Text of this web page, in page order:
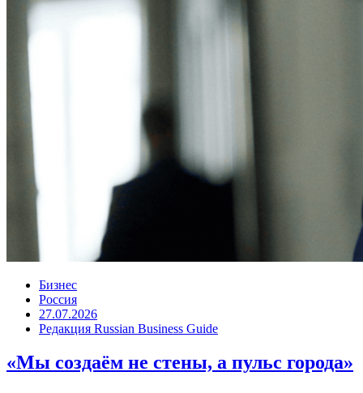
Бизнес
Россия
27.07.2026
Редакция Russian Business Guide
«Мы создаём не стены, а пульс города»